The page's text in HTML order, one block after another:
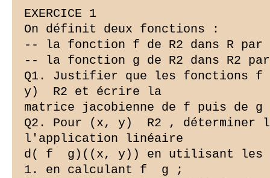
EXERCICE 1
On définit deux fonctions :
-- la fonction f de R2 dans R
-- la fonction g de R2 dans R2
Q1. Justifier que les fonctions
y)  R2 et écrire la
matrice jacobienne de f puis de
Q2. Pour (x, y)  R2 ,
l'application linéaire
d( f  g)((x, y)) en utilisant les
1. en calculant f  g ;